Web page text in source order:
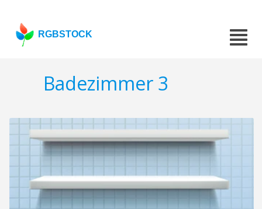
RGBSTOCK
Badezimmer 3